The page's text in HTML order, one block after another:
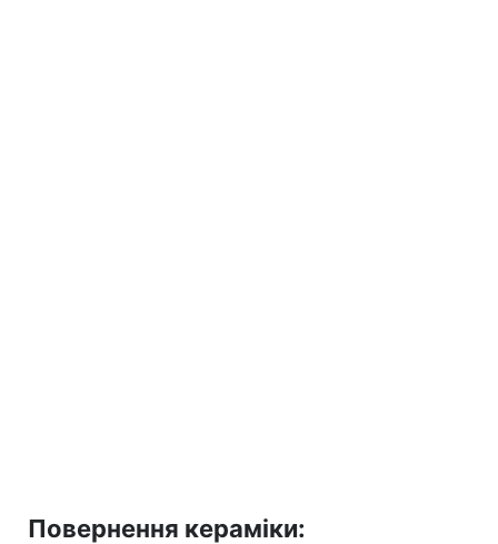
Повернення кераміки: